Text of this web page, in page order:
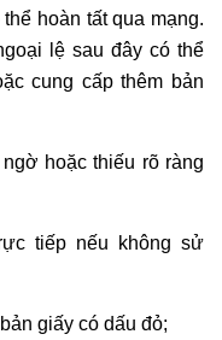
hoàn tất qua mạng.
lệ sau đây có thể
cung cấp thêm bản
hoặc thiếu rõ ràng
tiếp nếu không sử
giấy có dấu đỏ;